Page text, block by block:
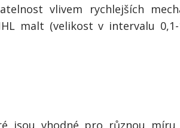
vlivem rychlejších
malt (velikost v intervalu
jsou vhodné pro různou míru